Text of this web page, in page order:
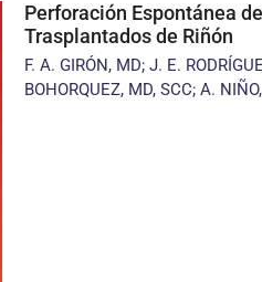
Perforación Espontánea
Trasplantados de Riñón
F. A. GIRÓN, MD; J. E.
BOHORQUEZ, MD, SCC; A.